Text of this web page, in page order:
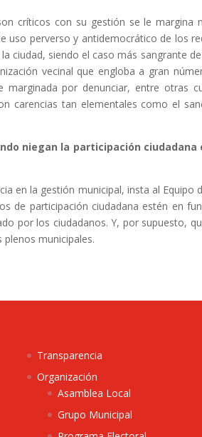
críticos con su gestión se le margina
uso perverso y antidemocrático de los
ciudad, siendo el caso más sangrante
vecinal que engloba a gran
por denunciar, entre otras
carencias tan elementales como el
niegan la participación
en la gestión municipal, insta al Equipo
de participación ciudadana estén en
por los ciudadanos. Y, por supuesto,
municipales.
Transparencia
Organización
Asamblea Local
Grupo Municipal